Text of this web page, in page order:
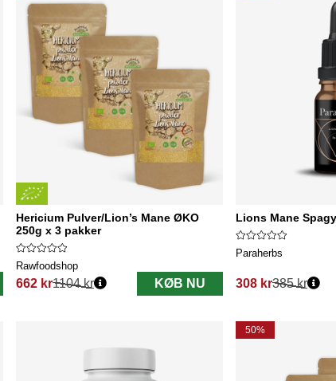
Hericium Pulver/Lion’s Mane ØKO
250g x 3 pakker
Rawfoodshop
662 kr
Normalpris:
1104 kr KØB NU
Lions Mane
Paraherbs
308 kr
Normalpris:
385 kr
50%